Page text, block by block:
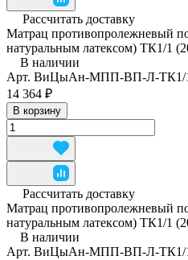
Рассчитать доставку
Матрац противопролежневый
натуральным латексом) ТК1/1
В наличии
Арт. ВиЦыАн-МПП-ВП-Л-ТК1/
14 364 ₽
В корзину
Рассчитать доставку
Матрац противопролежневый
натуральным латексом) ТК1/1
В наличии
Арт. ВиЦыАн-МПП-ВП-Л-ТК1/